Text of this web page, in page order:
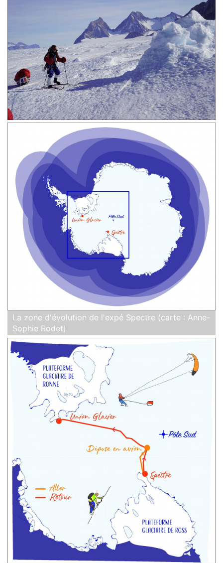
La zone d'évolution de l'expé Spectre (carte : Anne-
Sophie Rodet)